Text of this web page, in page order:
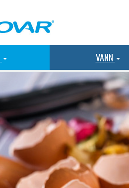
VANN